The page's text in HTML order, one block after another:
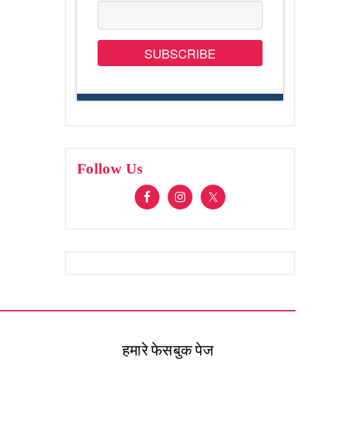
SUBSCRIBE
Follow Us
हमारे फेसबुक पेज